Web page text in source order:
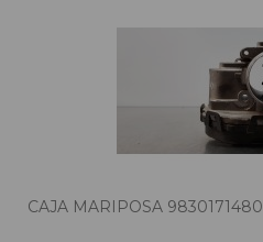
CAJA MARIPOSA 9830171480